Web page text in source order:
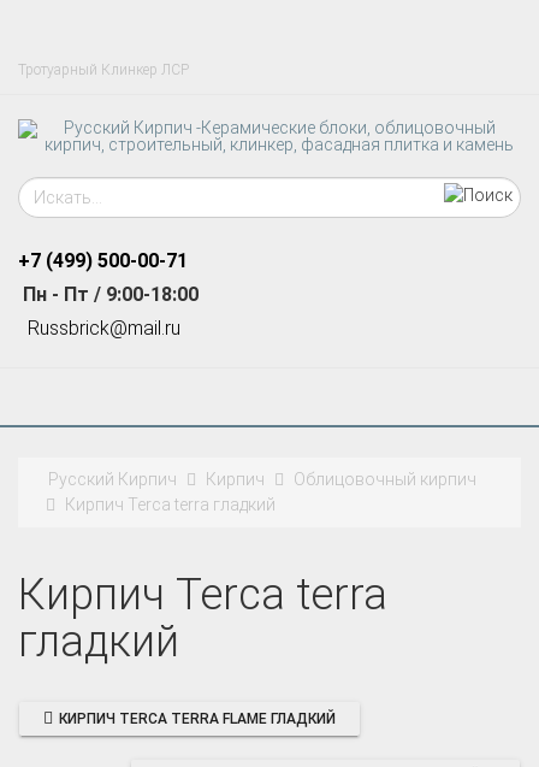
Тротуарный Клинкер ЛСР
+7 (499) 500-00-71
Пн - Пт / 9:00-18:00
Russbrick@mail.ru
Русский Кирпич Кирпич
Облицовочный кирпич
Кирпич Terca terra гладкий
Кирпич Terca terra
гладкий
КИРПИЧ TERCA TERRA FLAME ГЛАДКИЙ